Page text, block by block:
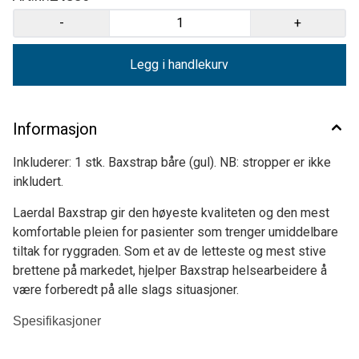
- +
Legg i handlekurv
Informasjon
Inkluderer: 1 stk. Baxstrap båre (gul). NB: stropper er ikke
inkludert.
Laerdal Baxstrap gir den høyeste kvaliteten og den mest
komfortable pleien for pasienter som trenger umiddelbare
tiltak for ryggraden. Som et av de letteste og mest stive
brettene på markedet, hjelper Baxstrap helsearbeidere å
være forberedt på alle slags situasjoner.
Spesifikasjoner